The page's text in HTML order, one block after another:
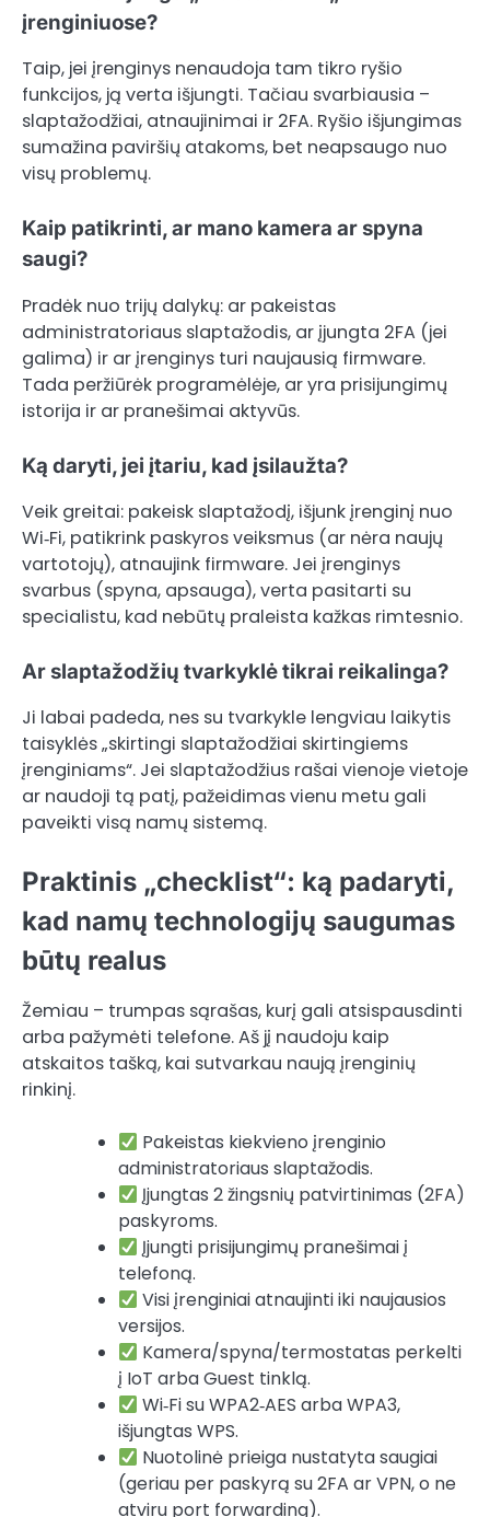
įrenginiuose?
Taip, jei įrenginys nenaudoja tam tikro ryšio
funkcijos, ją verta išjungti. Tačiau svarbiausia –
slaptažodžiai, atnaujinimai ir 2FA. Ryšio išjungimas
sumažina paviršių atakoms, bet neapsaugo nuo
visų problemų.
Kaip patikrinti, ar mano kamera ar spyna
saugi?
Pradėk nuo trijų dalykų: ar pakeistas
administratoriaus slaptažodis, ar įjungta 2FA (jei
galima) ir ar įrenginys turi naujausią firmware.
Tada peržiūrėk programėlėje, ar yra prisijungimų
istorija ir ar pranešimai aktyvūs.
Ką daryti, jei įtariu, kad įsilaužta?
Veik greitai: pakeisk slaptažodį, išjunk įrenginį nuo
Wi‑Fi, patikrink paskyros veiksmus (ar nėra naujų
vartotojų), atnaujink firmware. Jei įrenginys
svarbus (spyna, apsauga), verta pasitarti su
specialistu, kad nebūtų praleista kažkas rimtesnio.
Ar slaptažodžių tvarkyklė tikrai reikalinga?
Ji labai padeda, nes su tvarkykle lengviau laikytis
taisyklės „skirtingi slaptažodžiai skirtingiems
įrenginiams“. Jei slaptažodžius rašai vienoje vietoje
ar naudoji tą patį, pažeidimas vienu metu gali
paveikti visą namų sistemą.
Praktinis „checklist“: ką padaryti,
kad namų technologijų saugumas
būtų realus
Žemiau – trumpas sąrašas, kurį gali atsispausdinti
arba pažymėti telefone. Aš jį naudoju kaip
atskaitos tašką, kai sutvarkau naują įrenginių
rinkinį.
Pakeistas kiekvieno įrenginio
administratoriaus slaptažodis.
Įjungtas 2 žingsnių patvirtinimas (2FA)
paskyroms.
Įjungti prisijungimų pranešimai į
telefoną.
Visi įrenginiai atnaujinti iki naujausios
versijos.
Kamera/spyna/termostatas perkelti
į IoT arba Guest tinklą.
Wi‑Fi su WPA2‑AES arba WPA3,
išjungtas WPS.
Nuotolinė prieiga nustatyta saugiai
(geriau per paskyrą su 2FA ar VPN, o ne
atviru port forwarding).